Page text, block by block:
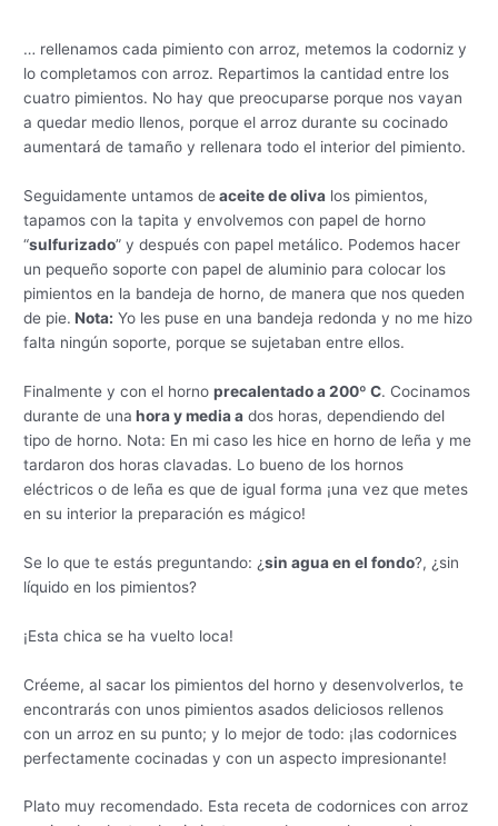
… rellenamos cada pimiento con arroz, metemos la codorniz y
lo completamos con arroz. Repartimos la cantidad entre los
cuatro pimientos. No hay que preocuparse porque nos vayan
a quedar medio llenos, porque el arroz durante su cocinado
aumentará de tamaño y rellenara todo el interior del pimiento.
Seguidamente untamos deaceite de oliva los pimientos,
tapamos con la tapita y envolvemos con papel de horno
“sulfurizado” y después con papel metálico. Podemos hacer
un pequeño soporte con papel de aluminio para colocar los
pimientos en la bandeja de horno, de manera que nos queden
de pie. Nota: Yo les puse en una bandeja redonda y no me hizo
falta ningún soporte, porque se sujetaban entre ellos.
Finalmente y con el hornoprecalentado a 200º C. Cocinamos
durante de una hora y media a dos horas, dependiendo del
tipo de horno. Nota: En mi caso les hice en horno de leña y me
tardaron dos horas clavadas. Lo bueno de los hornos
eléctricos o de leña es que de igual forma ¡una vez que metes
en su interior la preparación es mágico!
Se lo que te estás preguntando: ¿sin agua en el fondo?, ¿sin
líquido en los pimientos?
¡Esta chica se ha vuelto loca!
Créeme, al sacar los pimientos del horno y desenvolverlos, te
encontrarás con unos pimientos asados deliciosos rellenos
con un arroz en su punto; y lo mejor de todo: ¡las codornices
perfectamente cocinadas y con un aspecto impresionante!
Plato muy recomendado. Esta receta de codornices con arroz